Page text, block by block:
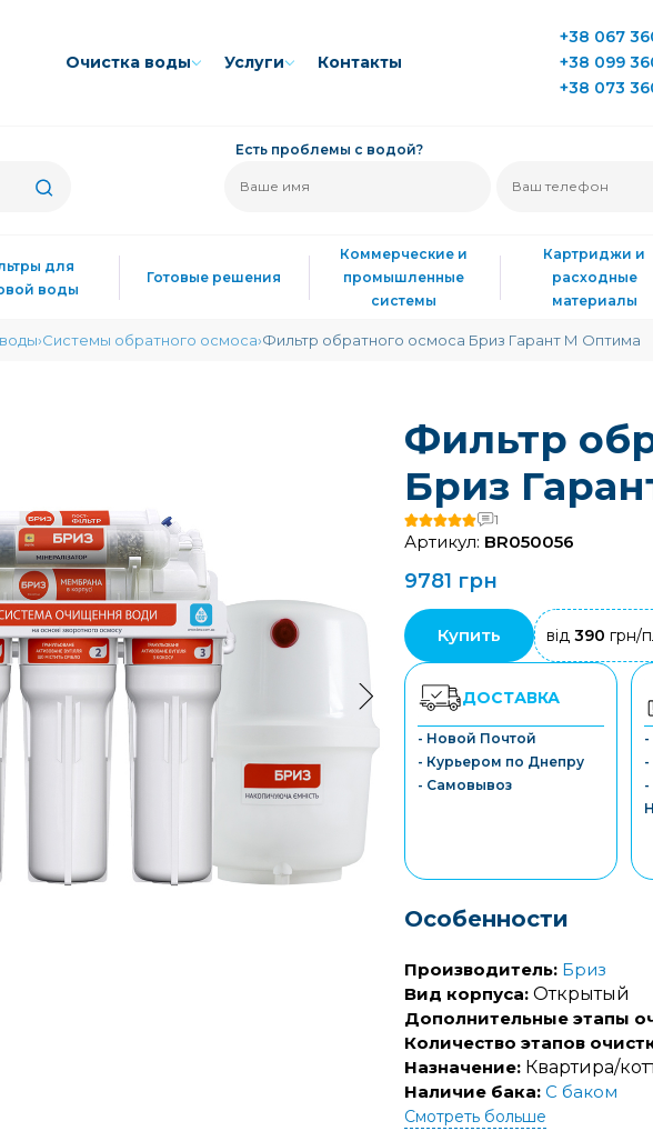
Очиcтка воды Услуги Контакты
+38 067
+38 099
+38 073
Есть проблемы с водой?
для
воды
Готовые решения
Коммерческие и
промышленные
системы
Картриджи и
расходные
материалы
Системы обратного осмоса Фильтр обратного осмоса Бриз Гарант М Оптима
Фильтр
Бриз
1
Артикул: BR050056
9781 грн
Купить від 390 грн/
ДОСТАВКА
- Новой Почтой
- Курьером по Днепру
- Самовывоз
-
-
Особенности
Производитель: Бриз
Вид корпуса: Открытый
Дополнительные этапы
Количество этапов
Назначение: Квартира/
Наличие бака: С баком
Смотреть больше